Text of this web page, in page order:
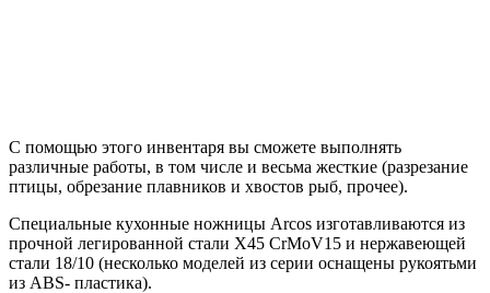
С помощью этого инвентаря вы сможете выполнять
различные работы, в том числе и весьма жесткие (разрезание
птицы, обрезание плавников и хвостов рыб, прочее).
Специальные кухонные ножницы Arcos изготавливаются из
прочной легированной стали X45 CrMoV15 и нержавеющей
стали 18/10 (несколько моделей из серии оснащены рукоятьми
из ABS- пластика).